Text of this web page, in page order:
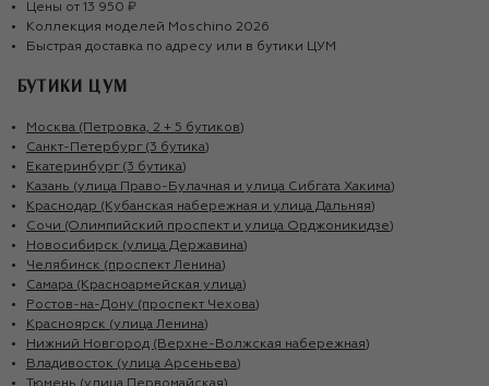
Цены от 13 950 ₽
Коллекция моделей Moschino 2026
Быстрая доставка по адресу или в бутики ЦУМ
БУТИКИ ЦУМ
Москва (Петровка, 2 + 5 бутиков)
Санкт-Петербург (3 бутика)
Екатеринбург (3 бутика)
Казань (улица Право-Булачная и улица Сибгата Хакима)
Краснодар (Кубанская набережная и улица Дальняя)
Сочи (Олимпийский проспект и улица Орджоникидзе)
Новосибирск (улица Державина)
Челябинск (проспект Ленина)
Самара (Красноармейская улица)
Ростов-на-Дону (проспект Чехова)
Красноярск (улица Ленина)
Нижний Новгород (Верхне-Волжская набережная)
Владивосток (улица Арсеньева)